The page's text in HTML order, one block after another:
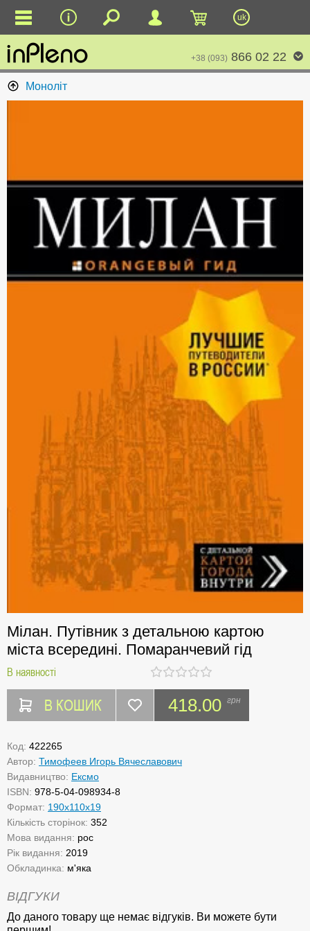
uk
+38 (093) 866 02 22
Моноліт
Мілан. Путівник з детальною картою
міста всередині. Помаранчевий гід
В наявності
В КОШИК 418.00 грн
Код: 422265
Автор: Тимофеев Игорь Вячеславович
Видавництво: Ексмо
ISBN: 978-5-04-098934-8
Формат: 190x110x19
Кількість сторінок: 352
Мова видання: рос
Рік видання: 2019
Обкладинка: м'яка
ВІДГУКИ
До даного товару ще немає відгуків. Ви можете бути